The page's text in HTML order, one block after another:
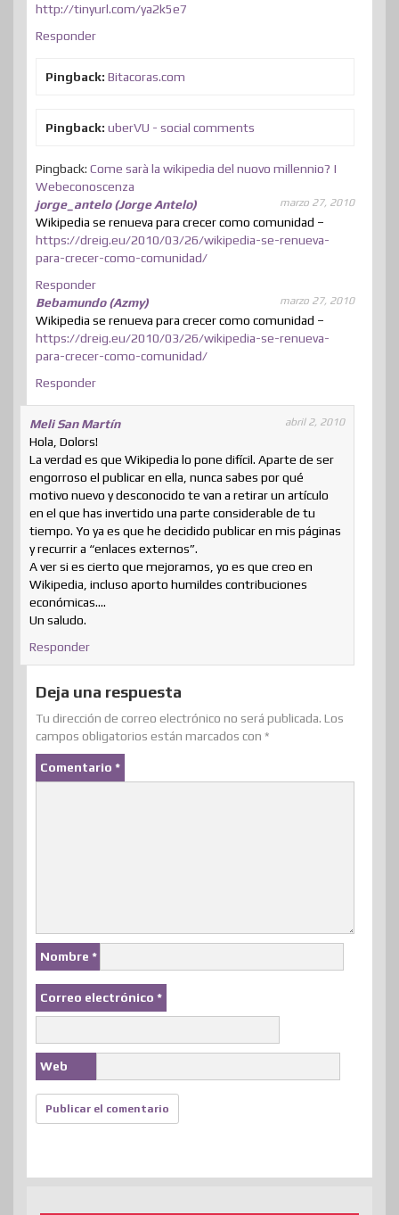
http://tinyurl.com/ya2k5e7
Responder
Pingback: Bitacoras.com
Pingback: uberVU - social comments
Pingback: Come sarà la wikipedia del nuovo millennio? |
Webeconoscenza
jorge_antelo (Jorge Antelo)
marzo 27, 2010
Wikipedia se renueva para crecer como comunidad –
https://dreig.eu/2010/03/26/wikipedia-se-renueva-
para-crecer-como-comunidad/
Responder
Bebamundo (Azmy)
marzo 27, 2010
Wikipedia se renueva para crecer como comunidad –
https://dreig.eu/2010/03/26/wikipedia-se-renueva-
para-crecer-como-comunidad/
Responder
Meli San Martín abril 2, 2010
Hola, Dolors!
La verdad es que Wikipedia lo pone difícil. Aparte de ser
engorroso el publicar en ella, nunca sabes por qué
motivo nuevo y desconocido te van a retirar un artículo
en el que has invertido una parte considerable de tu
tiempo. Yo ya es que he decidido publicar en mis páginas
y recurrir a “enlaces externos”.
A ver si es cierto que mejoramos, yo es que creo en
Wikipedia, incluso aporto humildes contribuciones
económicas….
Un saludo.
Responder
Deja una respuesta
Tu dirección de correo electrónico no será publicada. Los
campos obligatorios están marcados con *
Comentario *
Nombre *
Correo electrónico *
Web